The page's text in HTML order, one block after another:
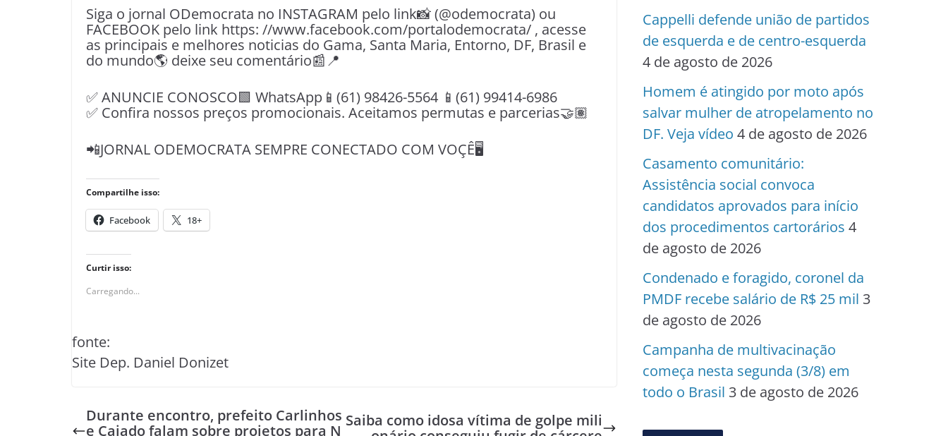
Siga o jornal ODemocrata no INSTAGRAM pelo link📸 (@odemocrata) ou
FACEBOOK pelo link https: //www.facebook.com/portalodemocrata/ , acesse
as principais e melhores noticias do Gama, Santa Maria, Entorno, DF, Brasil e
do mundo🌎 deixe seu comentário📰📍
✅ ANUNCIE CONOSCO🟩 WhatsApp📱(61) 98426-5564 📱(61) 99414-6986
✅ Confira nossos preços promocionais. Aceitamos permutas e parcerias🤝🏽
📲JORNAL ODEMOCRATA SEMPRE CONECTADO COM VOÇÊ🖥️
Compartilhe isso:
Facebook 18+
Curtir isso:
Carregando...
fonte:
Site Dep. Daniel Donizet
Durante encontro, prefeito Carlinhos
e Caiado falam sobre projetos para N
Saiba como idosa vítima de golpe mili
Cappelli defende união de partidos
de esquerda e de centro-esquerda
4 de agosto de 2026
Homem é atingido por moto após
salvar mulher de atropelamento no
DF. Veja vídeo 4 de agosto de 2026
Casamento comunitário:
Assistência social convoca
candidatos aprovados para início
dos procedimentos cartorários 4
de agosto de 2026
Condenado e foragido, coronel da
PMDF recebe salário de R$ 25 mil 3
de agosto de 2026
Campanha de multivacinação
começa nesta segunda (3/8) em
todo o Brasil 3 de agosto de 2026